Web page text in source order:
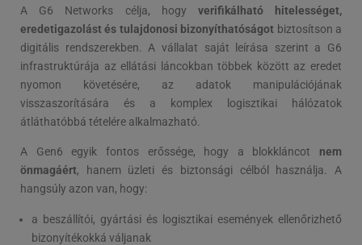
A G6 Networks célja, hogy verifikálható hitelességet,
eredetigazolást és tulajdonosi bizonyíthatóságot biztosítson a
digitális rendszerekben. A vállalat saját leírása szerint a G6
infrastruktúrája az ellátási láncokban többek között az eredet
nyomon követésére, az adatok manipulációjának
visszaszorítására és a komplex logisztikai hálózatok
átláthatóbbá tételére alkalmazható.
A Gen6 egyik fontos erőssége, hogy a blokkláncot nem
önmagáért, hanem üzleti és biztonsági célból használja. A
hangsúly azon van, hogy:
a beszállítói, gyártási és logisztikai események ellenőrizhető
bizonyítékokká váljanak